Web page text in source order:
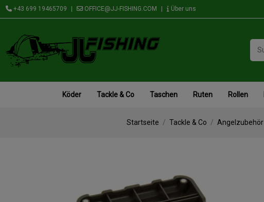
+43 699 19465709 OFFICE@JJ-FISHING.COM Über uns
Köder Tackle & Co Taschen Ruten Rollen
Startseite Tackle & Co Angelzubehör